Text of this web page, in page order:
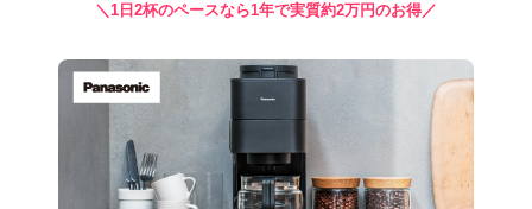
＼1日2杯のペースなら1年で実質約2万円のお得／